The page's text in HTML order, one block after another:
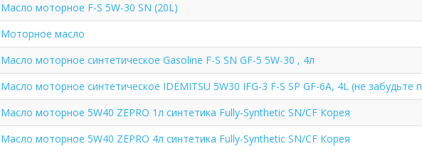
Масло моторное F-S 5W-30 SN (20L)
Моторное масло
Масло моторное синтетическое Gasoline F-S SN GF-5 5W-30 , 4л
Масло моторное синтетическое IDEMITSU 5W30 IFG-3 F-S SP GF-6A, 4L (не забудьте п
Масло моторное 5W40 ZEPRO 1л синтетика Fully-Synthetic SN/CF Корея
Масло моторное 5W40 ZEPRO 4л синтетика Fully-Synthetic SN/CF Корея